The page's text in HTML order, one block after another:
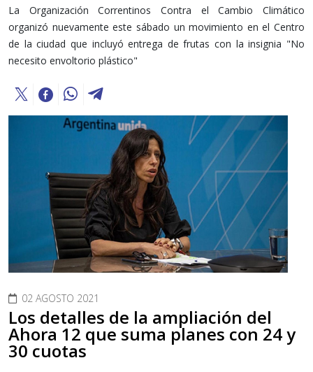
La Organización Correntinos Contra el Cambio Climático
organizó nuevamente este sábado un movimiento en el Centro
de la ciudad que incluyó entrega de frutas con la insignia "No
necesito envoltorio plástico"
02 AGOSTO 2021
Los detalles de la ampliación del
Ahora 12 que suma planes con 24 y
30 cuotas